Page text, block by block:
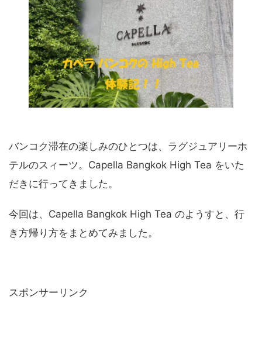
バンコク滞在の楽しみのひとつは、ラグジュアリーホ
テルのスィーツ。Capella Bangkok High Tea をいた
だきに行ってきました。
今回は、Capella Bangkok High Tea のようすと、行
き方帰り方をまとめてみました。
スポンサーリンク